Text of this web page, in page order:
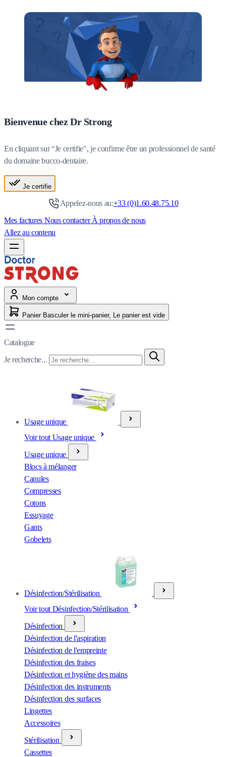
Bienvenue chez Dr Strong
En cliquant sur “Je certifie", je confirme être un professionnel de santé
du domaine bucco-dentaire.
Je certifie
Appelez-nous au:+33 (0)1.60.48.75.10
Mes factures Nous contacterÀ propos de nous
Allez au contenu
Mon compte
Panier Basculer le mini-panier, Le panier est vide
Catalogue
Je recherche...
Usage unique
Voir tout Usage unique
Usage unique
Blocs à mélanger
Canules
Compresses
Cotons
Essuyage
Gants
Gobelets
Désinfection/Stérilisation
Voir tout Désinfection/Stérilisation
Désinfection
Désinfection de l'aspiration
Désinfection de l'empreinte
Désinfection des fraises
Désinfection et hygiène des mains
Désinfection des instruments
Désinfection des surfaces
Lingettes
Accessoires
Stérilisation
Cassettes